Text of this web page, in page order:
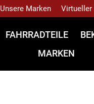
Unsere Marken Virtueller
FAHRRADTEILE
MARKEN